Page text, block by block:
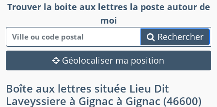
Trouver la boite aux lettres la poste autour de
moi
Rechercher
Géolocaliser ma position
Boîte aux lettres située Lieu Dit
Laveyssiere à Gignac à Gignac (46600)